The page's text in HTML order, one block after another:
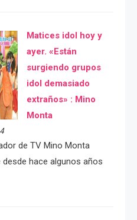
Matices idol hoy y
ayer. «Están
surgiendo grupos
idol demasiado
extraños» : Mino
Monta
de TV Mino Monta
hace algunos años